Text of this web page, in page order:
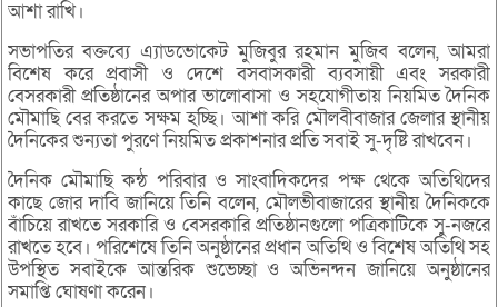
আশা রাখি।
সভাপতির বক্তব্যে এ্যাডভোকেট মুজিবুর রহমান মুজিব বলেন, আমরা
বিশেষ করে প্রবাসী ও দেশে বসবাসকারী ব্যবসায়ী এবং সরকারী
বেসরকারী প্রতিষ্ঠানের অপার ভালোবাসা ও সহযোগীতায় নিয়মিত দৈনিক
মৌমাছি বের করতে সক্ষম হচ্ছি। আশা করি মৌলবীবাজার জেলার স্থানীয়
দৈনিকের শুন্যতা পুরণে নিয়মিত প্রকাশনার প্রতি সবাই সু-দৃষ্টি রাখবেন।
দৈনিক মৌমাছি কন্ঠ পরিবার ও সাংবাদিকদের পক্ষ থেকে অতিথিদের
কাছে জোর দাবি জানিয়ে তিনি বলেন, মৌলভীবাজারের স্থানীয় দৈনিককে
বাঁচিয়ে রাখতে সরকারি ও বেসরকারি প্রতিষ্ঠানগুলো পত্রিকাটিকে সু-নজরে
রাখতে হবে। পরিশেষে তিনি অনুষ্ঠানের প্রধান অতিথি ও বিশেষ অতিথি সহ
উপস্থিত সবাইকে আন্তরিক শুভেচ্ছা ও অভিনন্দন জানিয়ে অনুষ্ঠানের
সমাপ্তি ঘোষণা করেন।